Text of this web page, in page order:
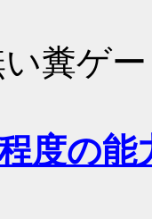
糞ゲー
度の能